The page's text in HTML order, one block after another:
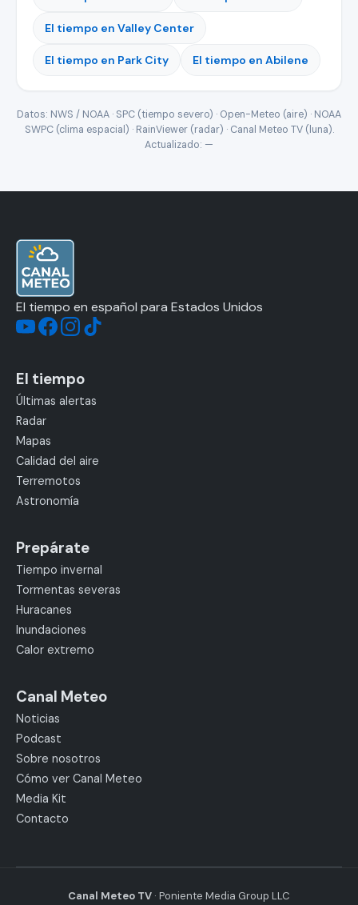
El tiempo en Valley Center
El tiempo en Park City El tiempo en Abilene
Datos: NWS / NOAA · SPC (tiempo severo) · Open-Meteo (aire) · NOAA
SWPC (clima espacial) · RainViewer (radar) · Canal Meteo TV (luna).
Actualizado: —
El tiempo en español para Estados Unidos
El tiempo
Últimas alertas
Radar
Mapas
Calidad del aire
Terremotos
Astronomía
Prepárate
Tiempo invernal
Tormentas severas
Huracanes
Inundaciones
Calor extremo
Canal Meteo
Noticias
Podcast
Sobre nosotros
Cómo ver Canal Meteo
Media Kit
Contacto
Canal Meteo TV · Poniente Media Group LLC